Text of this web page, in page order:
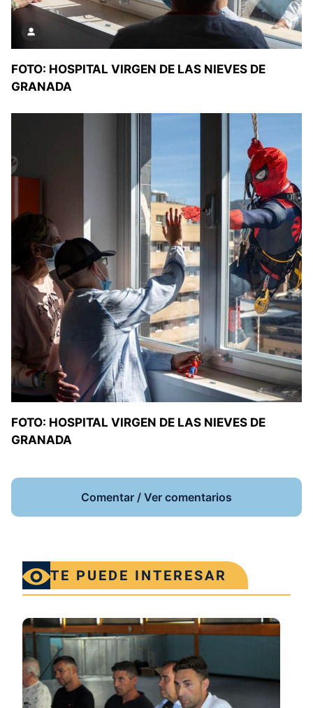
FOTO: HOSPITAL VIRGEN DE LAS NIEVES DE
GRANADA
FOTO: HOSPITAL VIRGEN DE LAS NIEVES DE
GRANADA
Comentar / Ver comentarios
TE PUEDE INTERESAR